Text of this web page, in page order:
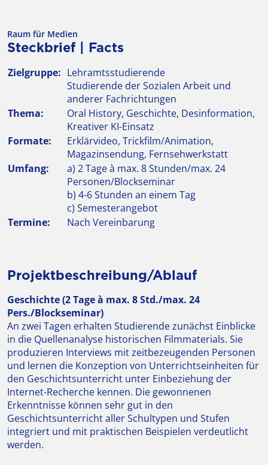
Raum für Medien
Steckbrief | Facts
Zielgruppe: Lehramtsstudierende
Studierende der Sozialen Arbeit und
anderer Fachrichtungen
Thema:
Oral History, Geschichte, Desinformation,
Kreativer KI-Einsatz
Formate:
Erklärvideo, Trickfilm/Animation,
Magazinsendung, Fernsehwerkstatt
Umfang:
a) 2 Tage à max. 8 Stunden/max. 24
Personen/Blockseminar
b) 4-6 Stunden an einem Tag
c) Semesterangebot
Termine:
Nach Vereinbarung
Projektbeschreibung/Ablauf
Geschichte (2 Tage à max. 8 Std./max. 24
Pers./Blockseminar)
An zwei Tagen erhalten Studierende zunächst Einblicke
in die Quellenanalyse historischen Filmmaterials. Sie
produzieren Interviews mit zeitbezeugenden Personen
und lernen die Konzeption von Unterrichtseinheiten für
den Geschichtsunterricht unter Einbeziehung der
Internet-Recherche kennen. Die gewonnenen
Erkenntnisse können sehr gut in den
Geschichtsunterricht aller Schultypen und Stufen
integriert und mit praktischen Beispielen verdeutlicht
werden.